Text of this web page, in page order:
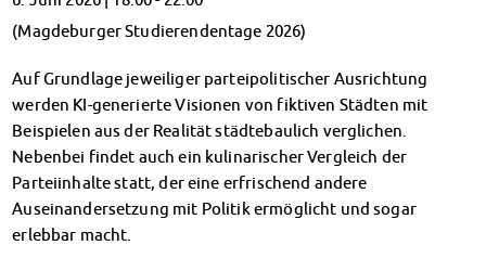
AnsprechpartnerInnen
Mensen & Cafeterien
Heute in unseren Mensen
JoGo – Studibar + Eventspace
Klimabewusst essen
Mensa-FAQs
CampusCatering
MensaFeedback
(Magdeburger Studierendentage 2026)
Auf Grundlage jeweiliger parteipolitischer Ausrichtung
werden KI-generierte Visionen von fiktiven Städten mit
Beispielen aus der Realität städtebaulich verglichen.
Nebenbei findet auch ein kulinarischer Vergleich der
Parteiinhalte statt, der eine erfrischend andere
Auseinandersetzung mit Politik ermöglicht und sogar
erlebbar macht.